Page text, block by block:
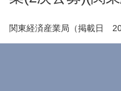
関東経済産業局（掲載日